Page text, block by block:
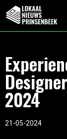
2024
21-05-2024